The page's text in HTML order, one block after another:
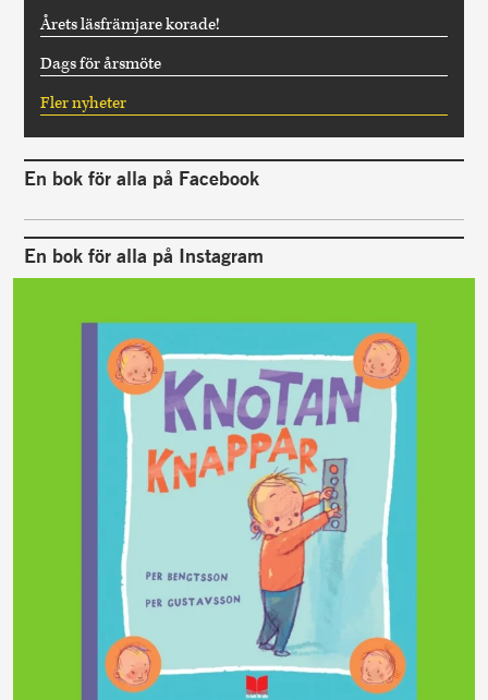
Årets läsfrämjare korade!
Dags för årsmöte
Fler nyheter
En bok för alla på Facebook
En bok för alla på Instagram